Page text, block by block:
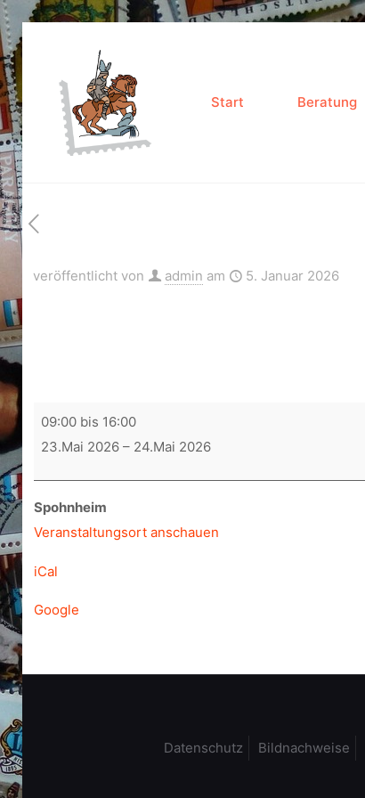
Start Beratung
veröffentlicht von admin am 5. Januar 2026
2.
Runde
09:00 bis 16:00
23.Mai 2026 – 24.Mai 2026
Spohnheim
Veranstaltungsort anschauen
iCal
Google
Datenschutz
Bildnachweise